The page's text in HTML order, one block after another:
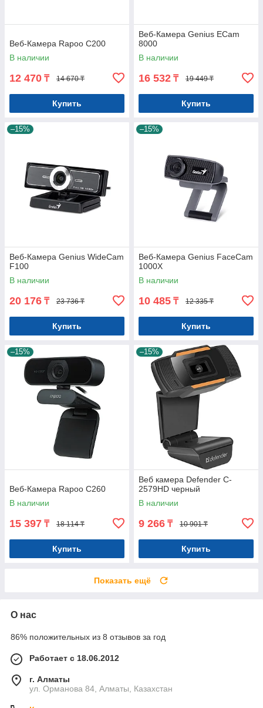
Веб-Камера Rapoo C200
В наличии
12 470 ₸ 14 670 ₸
Купить
Веб-Камера Genius ECam
8000
В наличии
16 532 ₸ 19 449 ₸
Купить
–15%
Веб-Камера Genius WideCam
F100
В наличии
20 176 ₸ 23 736 ₸
Купить
–15%
Веб-Камера Genius FaceCam
1000X
В наличии
10 485 ₸ 12 335 ₸
Купить
–15%
Веб-Камера Rapoo C260
В наличии
15 397 ₸ 18 114 ₸
Купить
–15%
Веб камера Defender C-
2579HD черный
В наличии
9 266 ₸ 10 901 ₸
Купить
Показать ещё
О нас
86% положительных из 8 отзывов за год
Работает с 18.06.2012
г. Алматы
ул. Орманова 84, Алматы, Казахстан